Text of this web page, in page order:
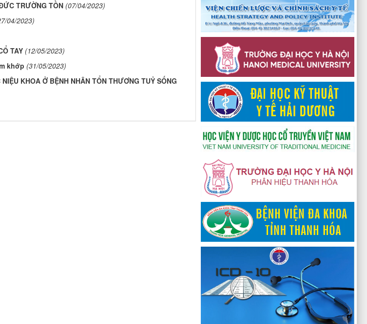
TRƯỜNG TỒN (07/04/2023)
04/2023)
TAY (12/05/2023)
khớp (31/05/2023)
KHOA Ở BỆNH NHÂN TỔN THƯƠNG TUỶ SỐNG